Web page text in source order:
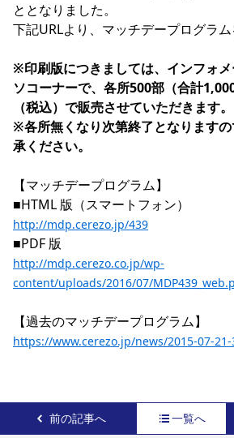
初めて観戦ガイド
観戦マナー&ルール
ビジターサポーター観戦
YANMAR HANASAKA STADIUM
DAZNで観戦
DAZNで観戦
アウェイツアー
よくある質問
よくある質問
サポートする
Lise（ライセンスビジネス）
サステナビリティ
サステナビリティポリシー SDGsのゴール
活動レポート
スポーツクラブ
関連団体/施設
長居公園 セレッソフットサルパーク
セレッソスポーツパーク舞洲 YANMAR
セレッソ大阪アカデミー 子供のサッカースク
ファンクラブ
ニュース
ニュース
すべて チーム グッズ チケット イベント
ホームタウン パートナー スポーツクラブ
レディース
アカデミー
ととなりました。
下記URLより、マッチデープログラム
※印刷版につきましては、インフォ
ソコーナーで、各所500部（合計
（税込）で販売させていただきます。
※各所無くなり次第終了となります
承ください。
【マッチデープログラム】
http://mdp.cerezo.jp/439
http://mdp.cerezo.co.jp/wp-
content/uploads/2016/07/
https://www.cerezo.jp/news/2015-07-
前の記事へ 一覧へ